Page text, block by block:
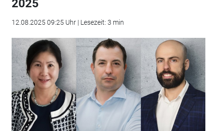
2025
12.08.2025 09:25 Uhr | Lesezeit: 3 min